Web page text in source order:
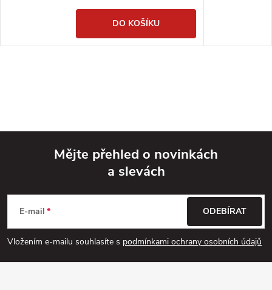
DO KOŠÍKU
p
a
Mějte přehled o novinkách
a slevách
E-mail
Vložením e-mailu souhlasíte s podmínkami ochrany osobních údajů
ODEBÍRAT